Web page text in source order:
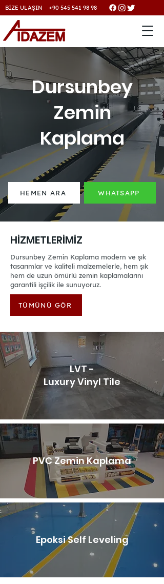
BİZE ULAŞIN +90 545 541 98 98
Dursunbey
Zemin
Kaplama
HEMEN ARA WHATSAPP
HİZMETLERİMİZ
Dursunbey Zemin Kaplama modern ve şık
tasarımlar ve kaliteli malzemelerle, hem şık
hem de uzun ömürlü zemin kaplamalarını
garantili işçilik ile sunuyoruz.
TÜMÜNÜ GÖR
LVT -
Luxury Vinyl Tile
PVC Zemin Kaplama
Epoksi Self Leveling